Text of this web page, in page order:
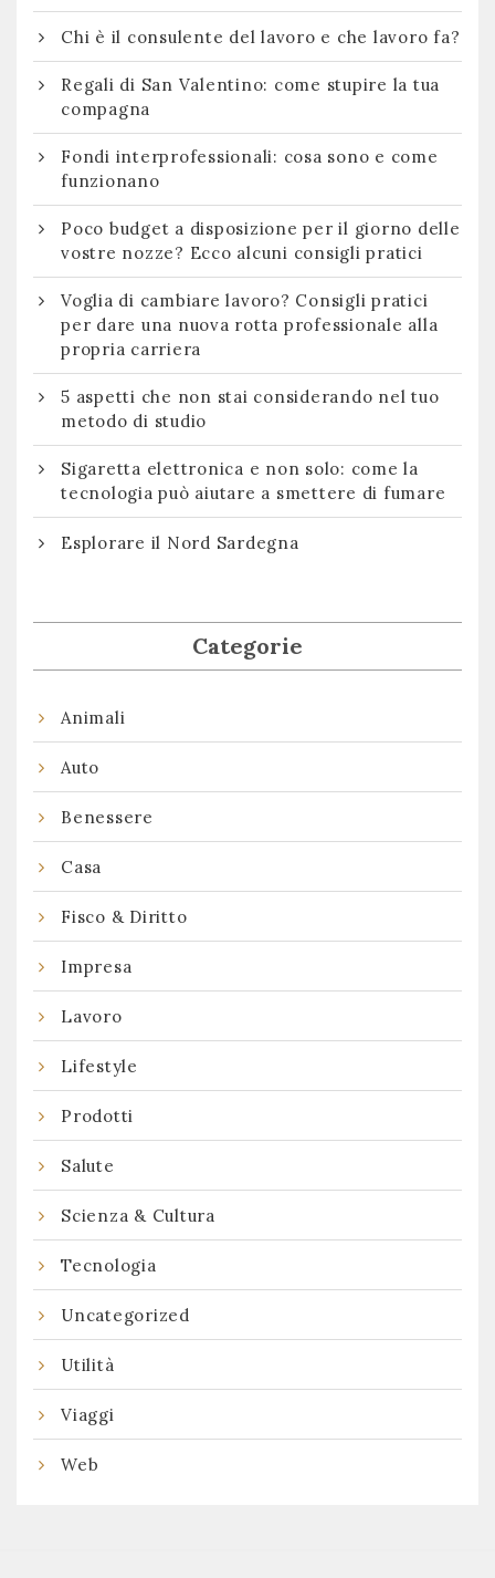
Chi è il consulente del lavoro e che lavoro fa?
Regali di San Valentino: come stupire la tua
compagna
Fondi interprofessionali: cosa sono e come
funzionano
Poco budget a disposizione per il giorno delle
vostre nozze? Ecco alcuni consigli pratici
Voglia di cambiare lavoro? Consigli pratici
per dare una nuova rotta professionale alla
propria carriera
5 aspetti che non stai considerando nel tuo
metodo di studio
Sigaretta elettronica e non solo: come la
tecnologia può aiutare a smettere di fumare
Esplorare il Nord Sardegna
Categorie
Animali
Auto
Benessere
Casa
Fisco & Diritto
Impresa
Lavoro
Lifestyle
Prodotti
Salute
Scienza & Cultura
Tecnologia
Uncategorized
Utilità
Viaggi
Web